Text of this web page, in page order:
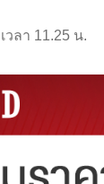
ลา 11.25 น.